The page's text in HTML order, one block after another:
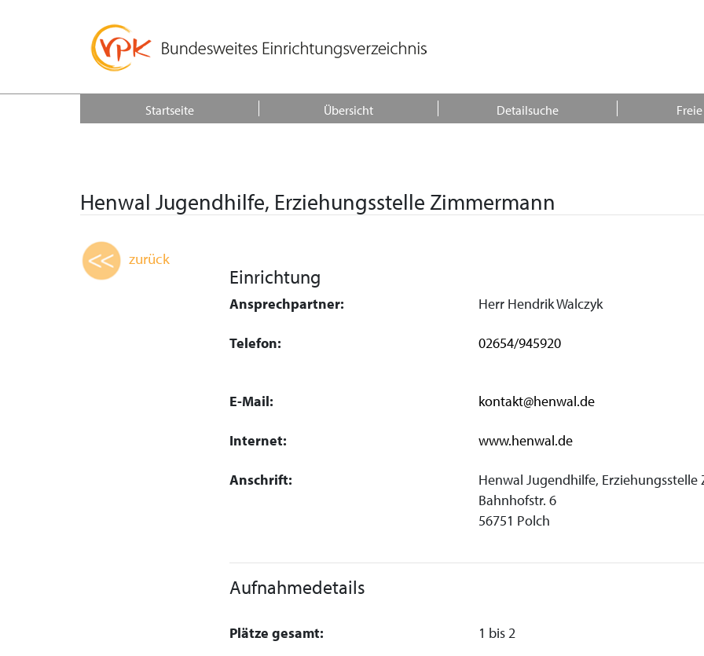
Startseite Übersicht Detailsuche
Henwal Jugendhilfe, Erziehungsstelle Zimmermann
zurück
Einrichtung
Ansprechpartner: Herr Hendrik Walczyk
Telefon: 02654/945920
E-Mail: kontakt@henwal.de
Internet: www.henwal.de
Anschrift:
Henwal Jugendhilfe,
Bahnhofstr. 6
56751 Polch
Aufnahmedetails
Plätze gesamt: 1 bis 2